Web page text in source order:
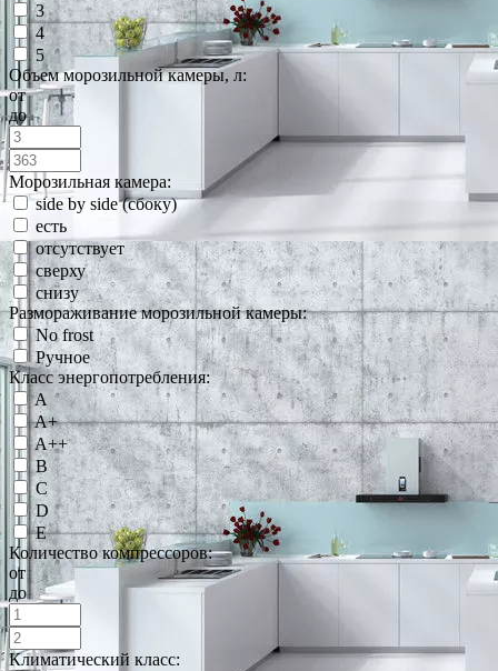
3
4
5
Объем морозильной камеры, л:
от
до
Морозильная камера:
side by side (сбоку)
есть
отсутствует
сверху
снизу
Размораживание морозильной камеры:
No frost
Ручное
Класс энергопотребления:
A
A+
A++
B
C
D
E
Количество компрессоров:
от
до
Климатический класс: